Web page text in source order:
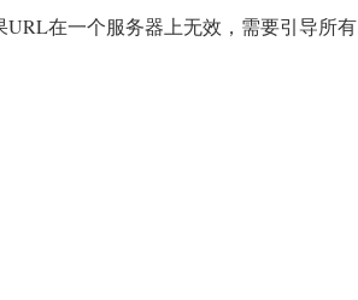
URL在一个服务器上无效，需要引导所有